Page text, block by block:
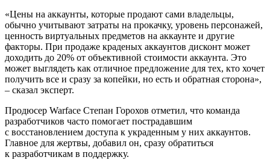
«Цены на аккаунты, которые продают сами владельцы,
обычно учитывают затраты на прокачку, уровень персонажей,
ценность виртуальных предметов на аккаунте и другие
факторы. При продаже краденых аккаунтов дисконт может
доходить до 20% от объективной стоимости аккаунта. Это
может выглядеть как отличное предложение для тех, кто хочет
получить все и сразу за копейки, но есть и обратная сторона»,
– сказал эксперт.
Продюсер Warface Степан Горохов отметил, что команда
разработчиков часто помогает пострадавшим
с восстановлением доступа к украденным у них аккаунтов.
Главное для жертвы, добавил он, сразу обратиться
к разработчикам в поддержку.